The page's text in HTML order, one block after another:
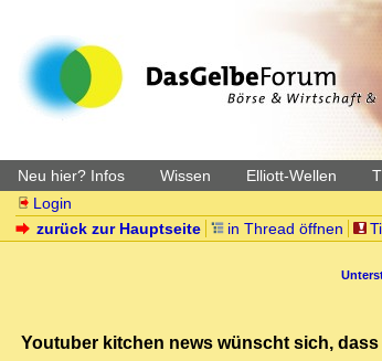
Neu hier? Infos Wissen Elliott-Wellen
Login
zurück zur Hauptseite
in Thread öffnen
Youtuber kitchen news wünscht sich,